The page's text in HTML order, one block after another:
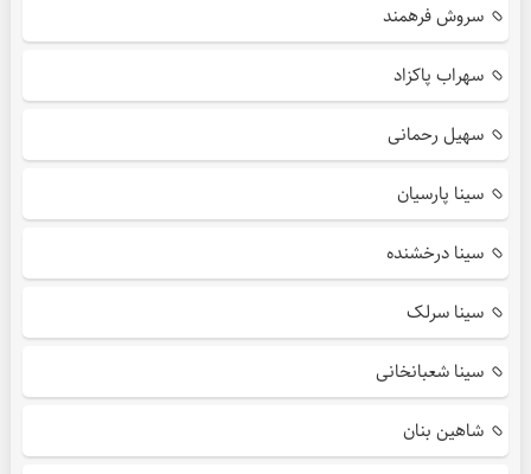
سروش فرهمند
سهراب پاکزاد
سهیل رحمانی
سینا پارسیان
سینا درخشنده
سینا سرلک
سینا شعبانخانی
شاهین بنان